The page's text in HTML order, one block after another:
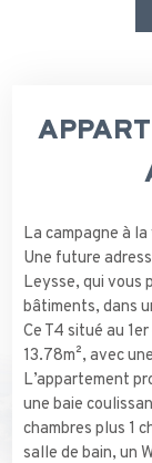
La campagne à
Une future
Leysse, qui vous
bâtiments, dans
Ce T4 situé au
13.78m², avec
L’appartement
une baie
chambres plus 1
salle de bain, un